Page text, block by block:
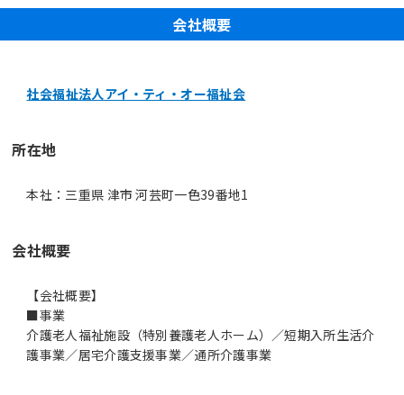
会社概要
社会福祉法人アイ・ティ・オー福祉会
所在地
本社：三重県 津市 河芸町一色39番地1
会社概要
【会社概要】
■事業
介護老人福祉施設（特別養護老人ホーム）／短期入所生活介